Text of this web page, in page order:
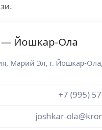
— Йошкар-Ола
, Марий Эл, г. Йошкар-Ола,
+7 (995)
joshkar-